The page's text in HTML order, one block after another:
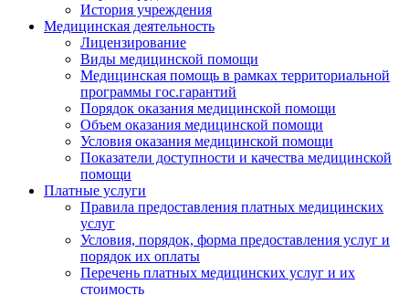
История учреждения
Медицинская деятельность
Лицензирование
Виды медицинской помощи
Медицинская помощь в рамках территориальной
программы гос.гарантий
Порядок оказания медицинской помощи
Объем оказания медицинской помощи
Условия оказания медицинской помощи
Показатели доступности и качества медицинской
помощи
Платные услуги
Правила предоставления платных медицинских
услуг
Условия, порядок, форма предоставления услуг и
порядок их оплаты
Перечень платных медицинских услуг и их
стоимость